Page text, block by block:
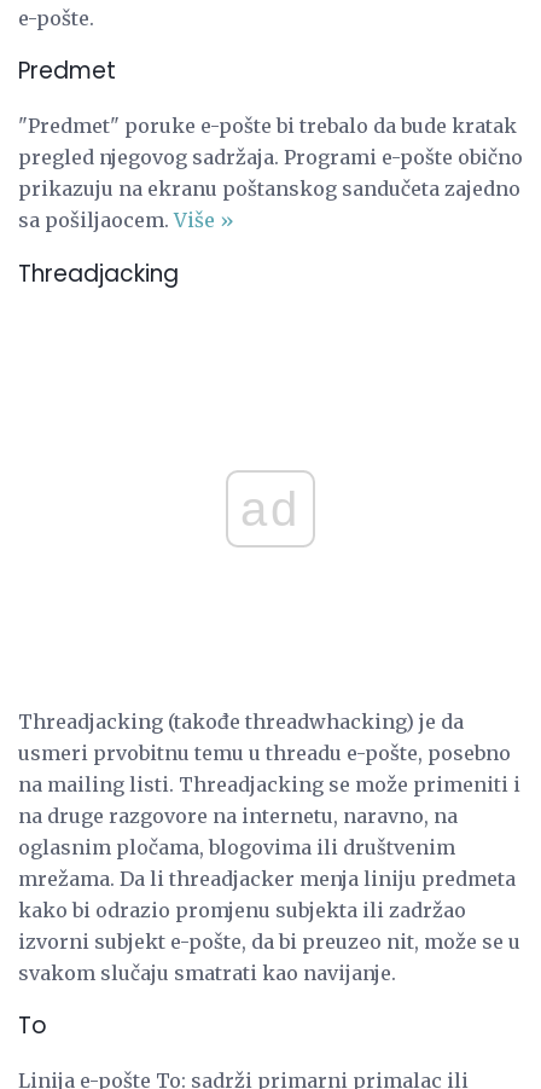
e-pošte.
Predmet
"Predmet" poruke e-pošte bi trebalo da bude kratak
pregled njegovog sadržaja. Programi e-pošte obično
prikazuju na ekranu poštanskog sandučeta zajedno
sa pošiljaocem.Više »
Threadjacking
ad
Threadjacking (takođe threadwhacking) je da
usmeri prvobitnu temu u threadu e-pošte, posebno
na mailing listi. Threadjacking se može primeniti i
na druge razgovore na internetu, naravno, na
oglasnim pločama, blogovima ili društvenim
mrežama. Da li threadjacker menja liniju predmeta
kako bi odrazio promjenu subjekta ili zadržao
izvorni subjekt e-pošte, da bi preuzeo nit, može se u
svakom slučaju smatrati kao navijanje.
To
Linija e-pošte To: sadrži primarni primalac ili